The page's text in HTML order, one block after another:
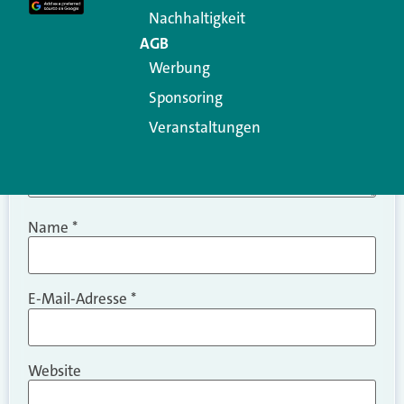
Name *
E-Mail-Adresse *
Website
Nachhaltigkeit
AGB
Werbung
Sponsoring
Veranstaltungen